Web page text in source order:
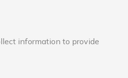
information to provide